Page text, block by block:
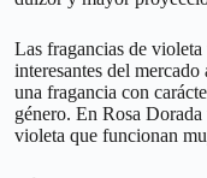
Las fragancias de violeta
interesantes del
una fragancia con
género. En Rosa
violeta que funcionan